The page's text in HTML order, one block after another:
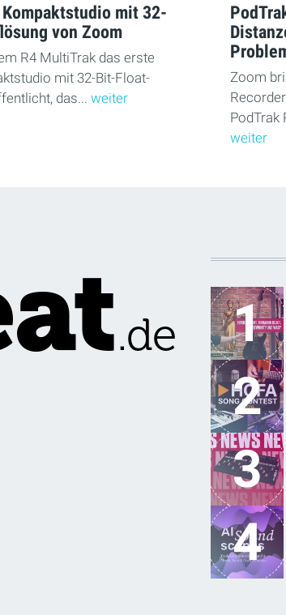
mit 32-
von Zoom
R4 MultiTrak das erste
mit 32-Bit-Float-
das... weiter
Zoom
PodTrak
weiter
1
2
3
4